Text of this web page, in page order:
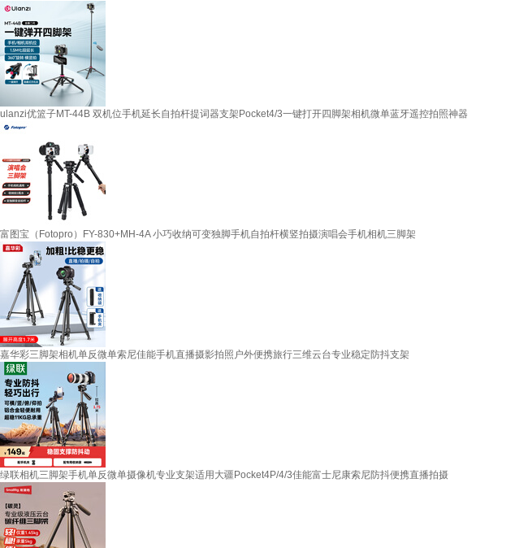
ulanzi优篮子MT-44B 双机位手机延长自拍杆提词器支架Pocket4/3一键打开四脚架相机微单蓝牙遥控拍照神器
富图宝（Fotopro）FY-830+MH-4A 小巧收纳可变独脚手机自拍杆横竖拍摄演唱会手机相机三脚架
嘉华彩三脚架相机单反微单索尼佳能手机直播摄影拍照户外便携旅行三维云台专业稳定防抖支架
绿联相机三脚架手机单反微单摄像机专业支架适用大疆Pocket4P/4/3佳能富士尼康索尼防抖便携直播拍摄